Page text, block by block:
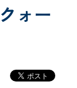
ォー